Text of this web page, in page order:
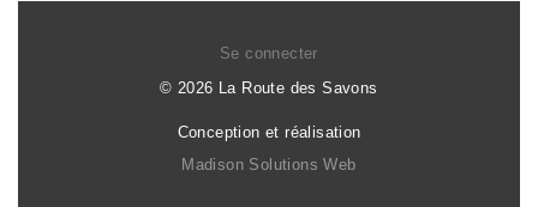
© 2026 La Route des Savons
Se connecter
Conception et réalisation
Madison Solutions Web